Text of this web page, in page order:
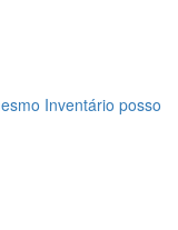
Inventário posso